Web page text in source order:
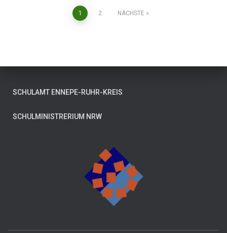
Seitennummerierung
Beiträge
1 2 NÄCHSTE
SCHULAMT ENNEPE-RUHR-KREIS
SCHULMINISTRERIUM NRW